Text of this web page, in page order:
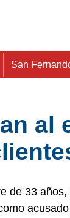
San
al
de 33